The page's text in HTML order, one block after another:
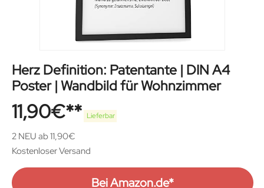
Herz Definition: Patentante | DIN A4
Poster | Wandbild für Wohnzimmer
11,90€ Lieferbar
2 NEU ab 11,90€
Kostenloser Versand
Bei Amazon.de*